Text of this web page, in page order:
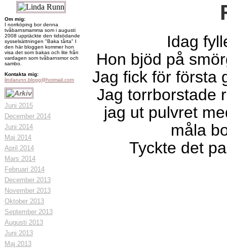
Om mig:
I norrköping bor denna
tvåbarnsmamma som i augusti
2008 upptäckte den tidsödande
sysselsättningen "Baka tårta" I
den här bloggen kommer hon
visa det som bakas och lite från
vardagen som tvåbarnsmor och
sambo.
Kontakta mig:
lindarunn.blogg@hotmail.com
Juni 2015
December 2014
Juni 2014
Maj 2014
April 2014
Mars 2014
Februari 2014
December 2013
November 2013
Oktober 2013
September 2013
Augusti 2013
Juni 2013
Maj 2013
Idag
Hon bjöd på
Jag fick för första
Jag torrborstade
jag ut pulvret
måla
Tyckte det